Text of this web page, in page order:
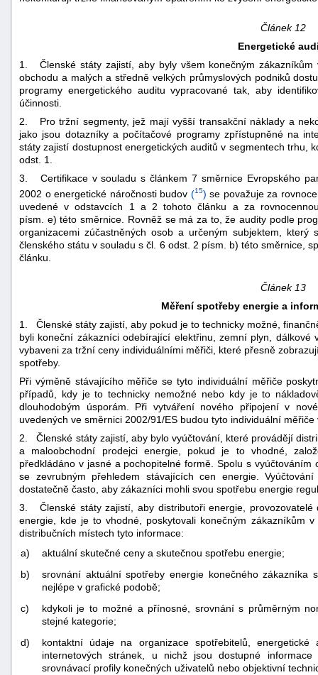
Článek 12
Energetické
1. Členské státy zajistí, aby byly všem konečným zákazníkům
obchodu a malých a středně velkých průmyslových podniků
programy energetického auditu vypracované tak, aby
účinnosti.
2. Pro tržní segmenty, jež mají vyšší transakční náklady a
jako jsou dotazníky a počítačové programy zpřístupněné na
státy zajistí dostupnost energetických auditů v segmentech trhu,
odst. 1.
3. Certifikace v souladu s článkem 7 směrnice Evropského
2002 o energetické náročnosti budov (15) se považuje za
uvedené v odstavcích 1 a 2 tohoto článku a za
písm. e) této směrnice. Rovněž se má za to, že audity podle
organizacemi zúčastněných osob a určeným subjektem,
členského státu v souladu s čl. 6 odst. 2 písm. b) této směrnice,
článku.
Článek 13
Měření spotřeby energie a
1. Členské státy zajistí, aby pokud je to technicky možné,
byli koneční zákazníci odebírající elektřinu, zemní plyn,
vybaveni za tržní ceny individuálními měřiči, které přesně
spotřeby.
Při výměně stávajícího měřiče se tyto individuální měřiče
případů, kdy je to technicky nemožné nebo kdy je to
dlouhodobým úsporám. Při vytváření nového připojení v
uvedených ve směrnici 2002/91/ES budou tyto individuální
2. Členské státy zajistí, aby bylo vyúčtování, které provádějí
a maloobchodní prodejci energie, pokud je to vhodné,
předkládáno v jasné a pochopitelné formě. Spolu s
se zevrubným přehledem stávajících cen energie.
dostatečně často, aby zákazníci mohli svou spotřebu energie
3. Členské státy zajistí, aby distributoři energie, provozovatelé
energie, kde je to vhodné, poskytovali konečným zákazníkům
distribučních místech tyto informace:
a)
aktuální skutečné ceny a skutečnou spotřebu energie;
b)
srovnání aktuální spotřeby energie konečného
nejlépe v grafické podobě;
c)
kdykoli je to možné a přínosné, srovnání s průměrným
stejné kategorie;
d)
kontaktní údaje na organizace spotřebitelů,
internetových stránek, u nichž jsou dostupné
srovnávací profily konečných uživatelů nebo objektivní